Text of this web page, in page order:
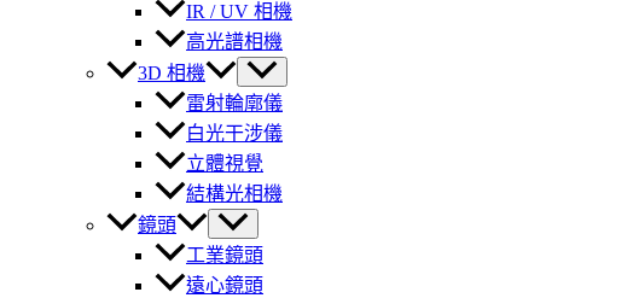
IR / UV 相機
高光譜相機
3D 相機
雷射輪廓儀
白光干涉儀
立體視覺
結構光相機
鏡頭
工業鏡頭
遠心鏡頭